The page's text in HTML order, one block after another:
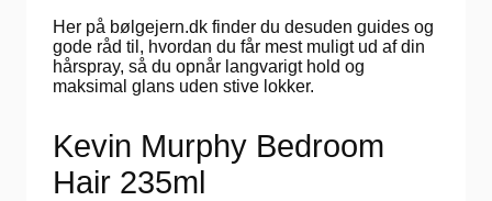
Her på bølgejern.dk finder du desuden guides og
gode råd til, hvordan du får mest muligt ud af din
hårspray, så du opnår langvarigt hold og
maksimal glans uden stive lokker.
Kevin Murphy Bedroom
Hair 235ml